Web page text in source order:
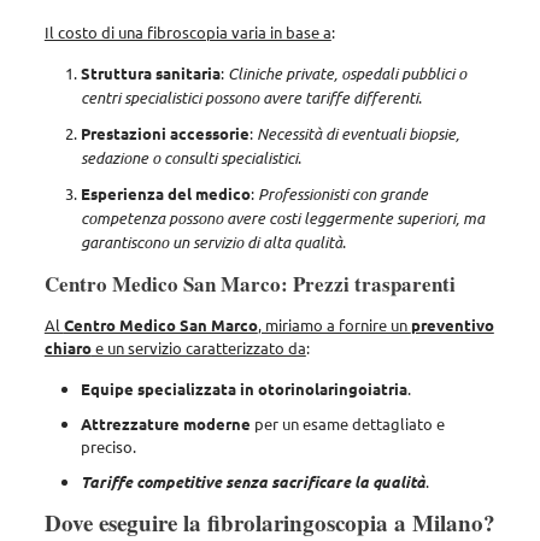
Il costo di una fibroscopia varia in base a:
Struttura sanitaria: Cliniche private, ospedali pubblici o
centri specialistici possono avere tariffe differenti.
Prestazioni accessorie: Necessità di eventuali biopsie,
sedazione o consulti specialistici.
Esperienza del medico: Professionisti con grande
competenza possono avere costi leggermente superiori, ma
garantiscono un servizio di alta qualità.
Centro Medico San Marco: Prezzi trasparenti
Al Centro Medico San Marco, miriamo a fornire un preventivo
chiaroe un servizio caratterizzato da:
Equipe specializzata in otorinolaringoiatria.
Attrezzature moderne per un esame dettagliato e
preciso.
Tariffe competitive senza sacrificare la qualità.
Dove eseguire la fibrolaringoscopia a Milano?